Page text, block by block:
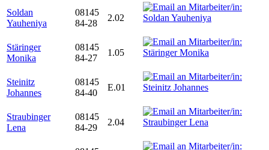
Soldan
Yauheniya
08145
84-28
2.02
Stäringer
Monika
08145
84-27
1.05
Steinitz
Johannes
08145
84-40
E.01
Straubinger
Lena
08145
84-29
2.04